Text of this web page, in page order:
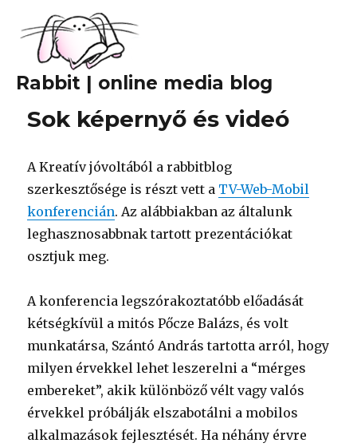
Rabbit | online media blog
Sok képernyő és videó
A Kreatív jóvoltából a rabbitblog
szerkesztősége is részt vett a TV-Web-Mobil
konferencián. Az alábbiakban az általunk
leghasznosabbnak tartott prezentációkat
osztjuk meg.
A konferencia legszórakoztatóbb előadását
kétségkívül a mitós Pőcze Balázs, és volt
munkatársa, Szántó András tartotta arról, hogy
milyen érvekkel lehet leszerelni a “mérges
embereket”, akik különböző vélt vagy valós
érvekkel próbálják elszabotálni a mobilos
alkalmazások fejlesztését. Ha néhány érvre